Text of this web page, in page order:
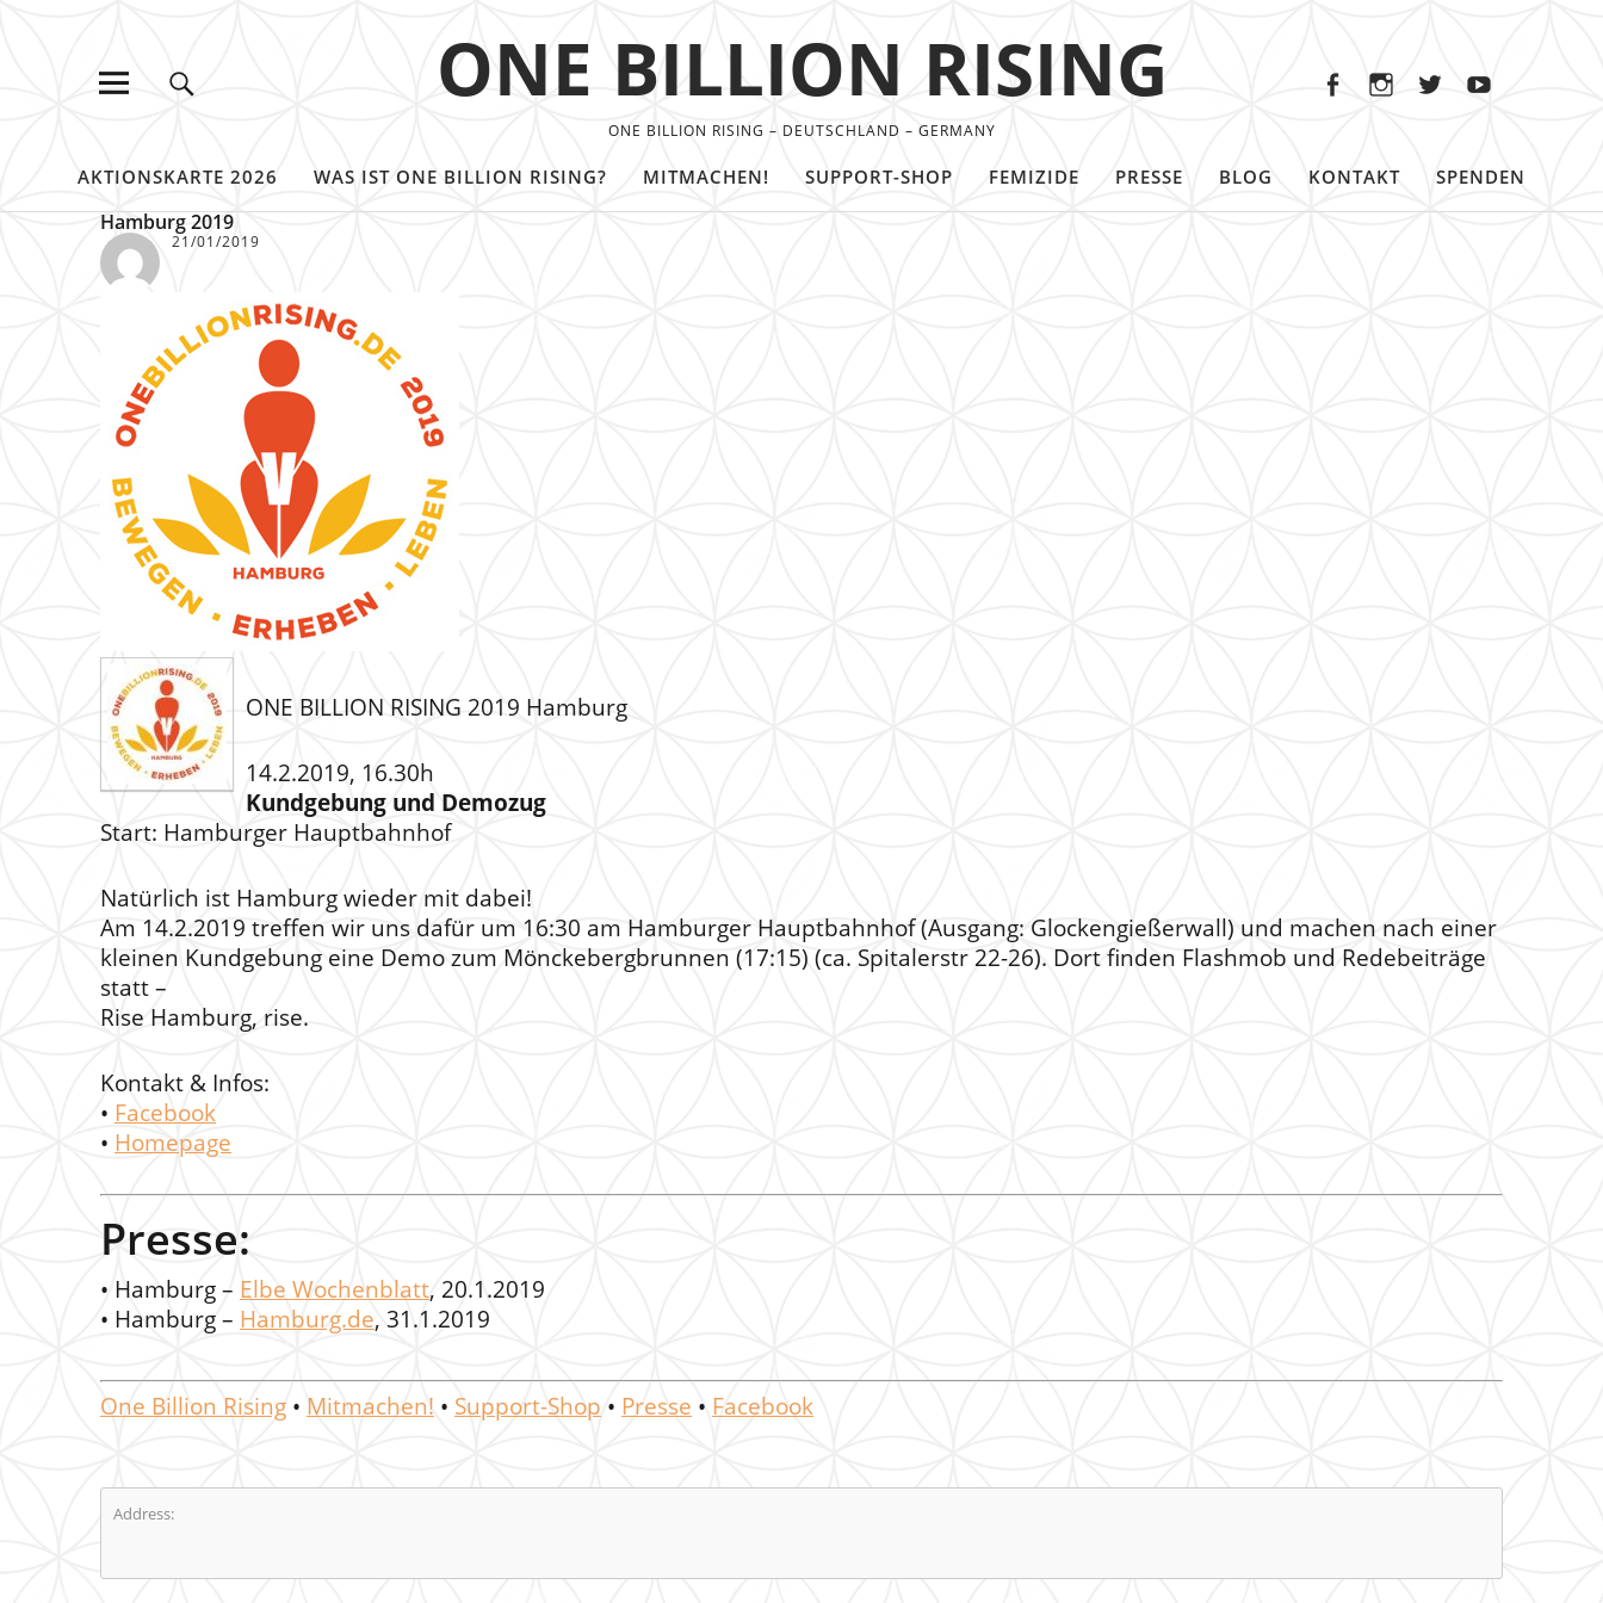
ONE BILLION RISING
ONE BILLION RISING – DEUTSCHLAND – GERMANY
AKTIONSKARTE 2026 WAS IST ONE BILLION RISING? MITMACHEN! SUPPORT-SHOP FEMIZIDE PRESSE BLOG KONTAKT SPENDEN
Hamburg 2019
21/01/2019
ONE BILLION RISING 2019 Hamburg
14.2.2019, 16.30h
Kundgebung und Demozug
Start: Hamburger Hauptbahnhof
Natürlich ist Hamburg wieder mit dabei!
Am 14.2.2019 treffen wir uns dafür um 16:30 am Hamburger Hauptbahnhof (Ausgang: Glockengießerwall) und machen nach einer
kleinen Kundgebung eine Demo zum Mönckebergbrunnen (17:15) (ca. Spitalerstr 22-26). Dort finden Flashmob und Redebeiträge
statt –
Rise Hamburg, rise.
Kontakt & Infos:
• Facebook
• Homepage
Presse:
• Hamburg – Elbe Wochenblatt, 20.1.2019
• Hamburg – Hamburg.de, 31.1.2019
One Billion Rising • Mitmachen! • Support-Shop • Presse • Facebook
Address: